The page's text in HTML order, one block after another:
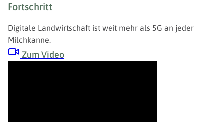
Fortschritt
Digitale Landwirtschaft ist weit mehr als 5G an jeder
Milchkanne.
Zum Video